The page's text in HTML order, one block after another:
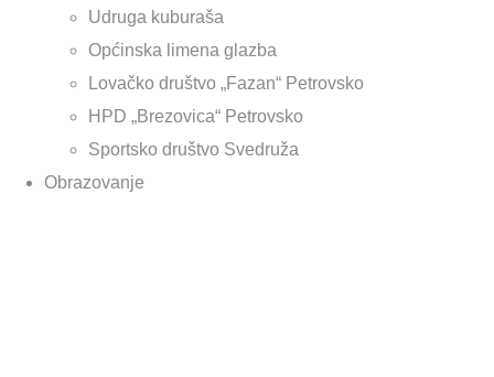
Udruga kuburaša
Općinska limena glazba
Lovačko društvo „Fazan“ Petrovsko
HPD „Brezovica“ Petrovsko
Sportsko društvo Svedruža
Obrazovanje